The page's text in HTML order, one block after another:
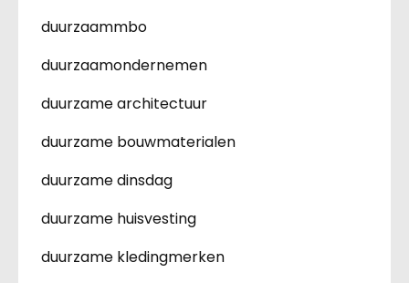
duurzaammbo
duurzaamondernemen
duurzame architectuur
duurzame bouwmaterialen
duurzame dinsdag
duurzame huisvesting
duurzame kledingmerken